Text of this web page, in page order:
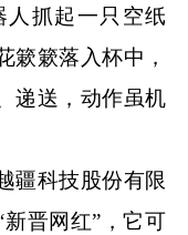
人抓起一只空纸
簌簌落入杯中，
递送，动作虽机
科技股份有限
晋网红”，它可